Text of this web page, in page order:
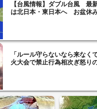
【台風情報】ダブル台風 最
は北日本・東日本へ お盆休
「ルール守らないなら来なく
火大会で禁止行為相次ぎ怒